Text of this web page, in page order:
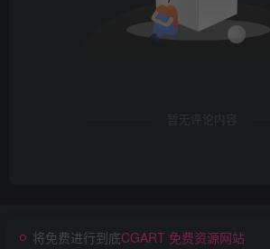
暂无评论内容
将免费进行到底CGART 免费资源网站